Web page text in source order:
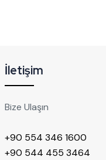
İletişim
Bize Ulaşın
+90 554 346 1600
+90 544 455 3464